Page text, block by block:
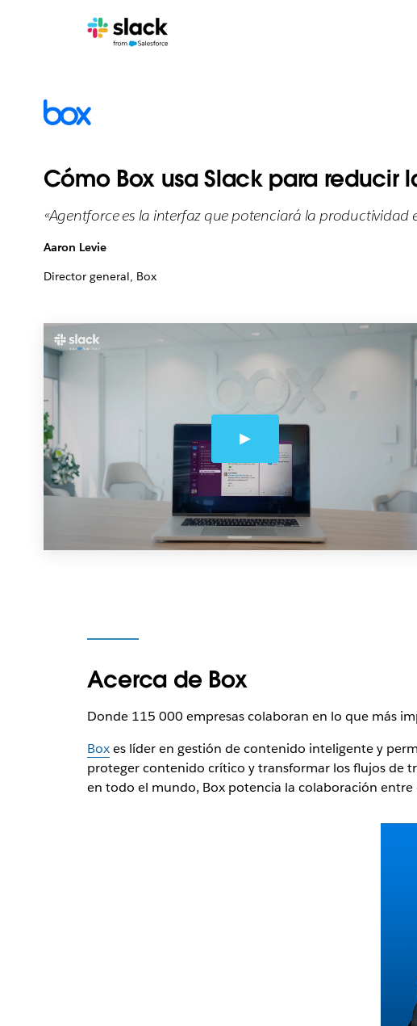
Cómo Box usa Slack para reducir
«Agentforce es la interfaz que potenciará la productividad
Aaron Levie
Director general, Box
Acerca de Box
Donde 115 000 empresas colaboran en lo que más
Boxes líder en gestión de contenido inteligente y
proteger contenido crítico y transformar los flujos de
en todo el mundo, Box potencia la colaboración